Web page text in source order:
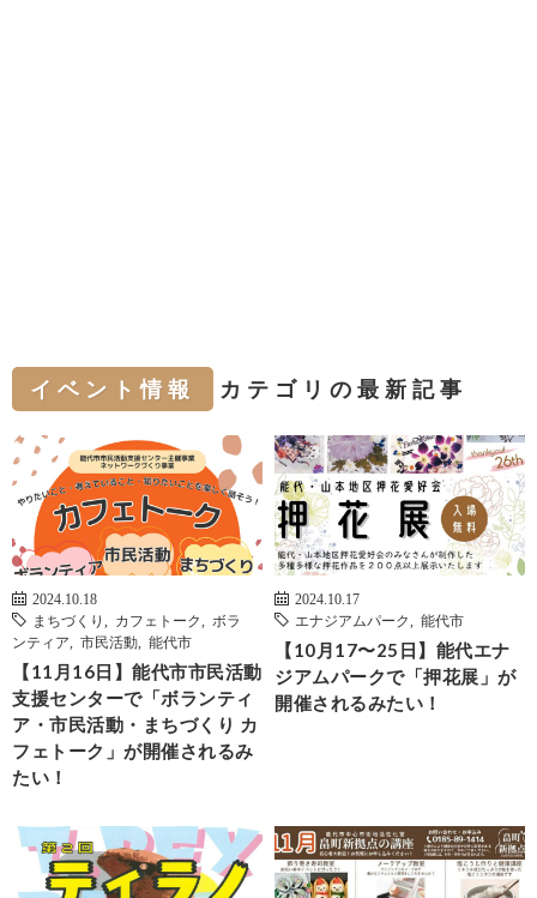
イベント情報 カテゴリの最新記事
2024.10.18
まちづくり
カフェトーク
ボラ
ンティア
市民活動 能代市
【11月16日】能代市市民活動
支援センターで「ボランティ
ア・市民活動・まちづくり カ
フェトーク」が開催されるみ
たい！
2024.10.17
エナジアムパーク
能代市
【10月17〜25日】能代エナ
ジアムパークで「押花展」が
開催されるみたい！